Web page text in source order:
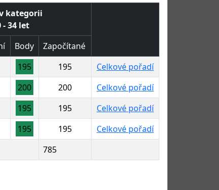
kategorii
- 34 let
Body
Započítané
195 195
Celkové pořadí
200 200
Celkové pořadí
195 195
Celkové pořadí
195 195
Celkové pořadí
785